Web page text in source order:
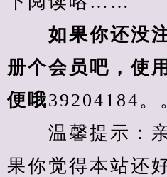
如果你还没注
册个会员吧，使
便哦39204184。
温馨提示：亲
果你觉得本站还